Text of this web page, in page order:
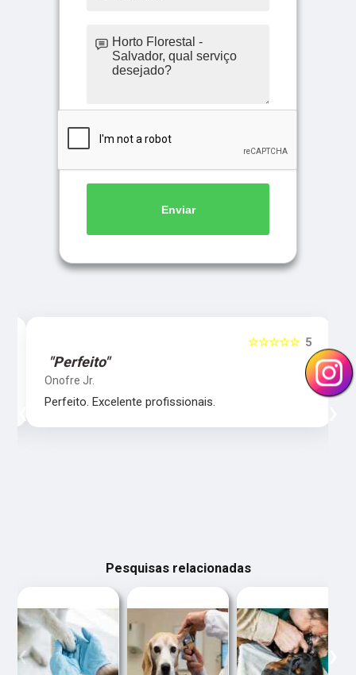
Enviar
5
☆☆☆☆☆
"Perfeito"
Onofre Jr.
Perfeito. Excelente profissionais.
‹ ›
Pesquisas relacionadas
‹ ›